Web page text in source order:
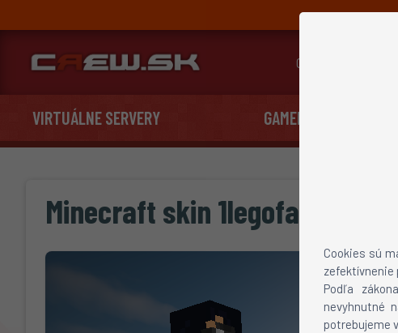
Cookies sú
zefektívnenie
Podľa
nevyhnutné
potrebujeme
Cenník
VIRTUÁLNE SERVERY GAMEHOSTING
Minecraft skin 1legofan pre